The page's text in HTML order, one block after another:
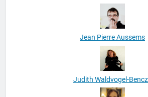
Járvás Péter
Jean Pierre Aussems
Judith Waldvogel-Bencze